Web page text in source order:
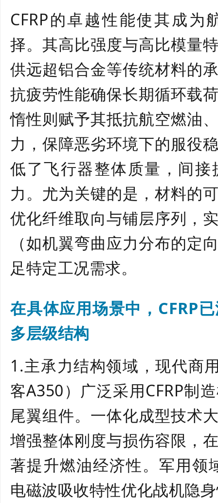
CFRP的卓越性能使其成为
择。其高比强度与高比模量
供远超铝合金等传统材料的
抗疲劳性能确保长期循环载
惰性则赋予其抵抗航空燃油
力，保障恶劣环境下的服役
低了飞行器整体质量，间
力。尤为关键的是，材料的
优化纤维取向与铺层序列，
（如机翼弯曲应力分布的定
足特定工况需求。
在具体应用场景中， CFRP
多层级结构
1.主承力结构领域，现代商
客A350）广泛采用CFRP制
尾翼组件。一体化成型技术
增强整体刚度与损伤容限，
著提升燃油经济性。军用领
电磁波吸收特性优化战机隐